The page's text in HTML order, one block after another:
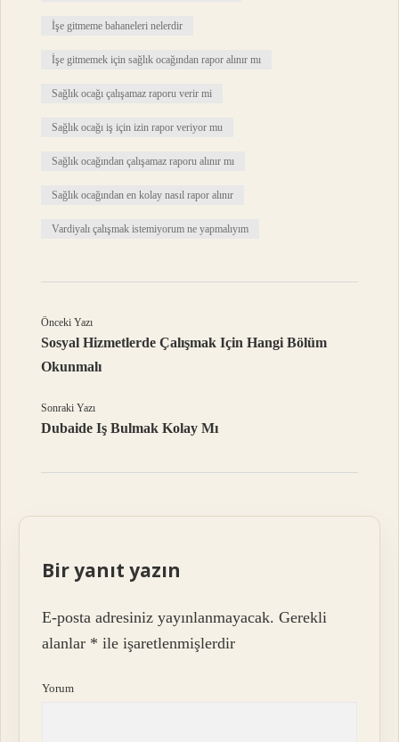
İşe gitmeme bahaneleri nelerdir
İşe gitmemek için sağlık ocağından rapor alınır mı
Sağlık ocağı çalışamaz raporu verir mi
Sağlık ocağı iş için izin rapor veriyor mu
Sağlık ocağından çalışamaz raporu alınır mı
Sağlık ocağından en kolay nasıl rapor alınır
Vardiyalı çalışmak istemiyorum ne yapmalıyım
Önceki Yazı
Sosyal Hizmetlerde Çalışmak Için Hangi Bölüm
Okunmalı
Sonraki Yazı
Dubaide Iş Bulmak Kolay Mı
Bir yanıt yazın
E-posta adresiniz yayınlanmayacak. Gerekli
alanlar * ile işaretlenmişlerdir
Yorum